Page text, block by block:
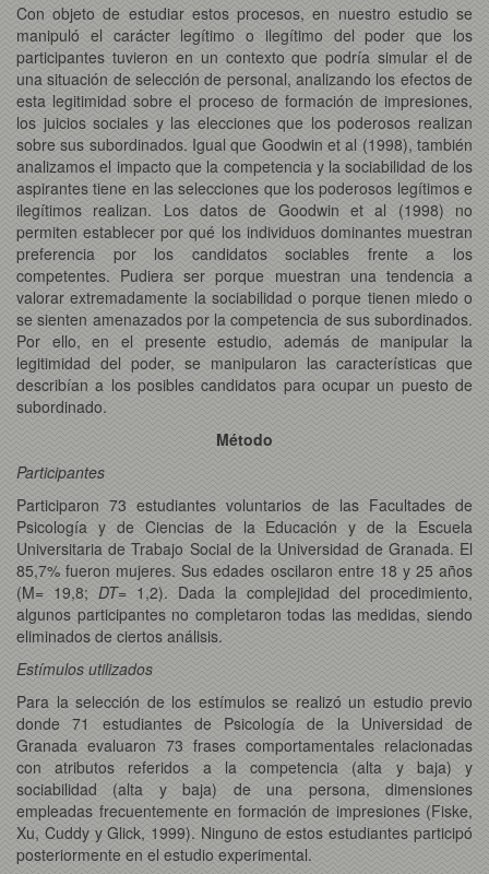
Con objeto de estudiar estos procesos, en nuestro estudio se
manipuló el carácter legítimo o ilegítimo del poder que los
participantes tuvieron en un contexto que podría simular el de
una situación de selección de personal, analizando los efectos de
esta legitimidad sobre el proceso de formación de impresiones,
los juicios sociales y las elecciones que los poderosos realizan
sobre sus subordinados. Igual que Goodwin et al (1998), también
analizamos el impacto que la competencia y la sociabilidad de los
aspirantes tiene en las selecciones que los poderosos legítimos e
ilegítimos realizan. Los datos de Goodwin et al (1998) no
permiten establecer por qué los individuos dominantes muestran
preferencia por los candidatos sociables frente a los
competentes. Pudiera ser porque muestran una tendencia a
valorar extremadamente la sociabilidad o porque tienen miedo o
se sienten amenazados por la competencia de sus subordinados.
Por ello, en el presente estudio, además de manipular la
legitimidad del poder, se manipularon las características que
describían a los posibles candidatos para ocupar un puesto de
subordinado.
Método
Participantes
Participaron 73 estudiantes voluntarios de las Facultades de
Psicología y de Ciencias de la Educación y de la Escuela
Universitaria de Trabajo Social de la Universidad de Granada. El
85,7% fueron mujeres. Sus edades oscilaron entre 18 y 25 años
(M= 19,8; DT= 1,2). Dada la complejidad del procedimiento,
algunos participantes no completaron todas las medidas, siendo
eliminados de ciertos análisis.
Estímulos utilizados
Para la selección de los estímulos se realizó un estudio previo
donde 71 estudiantes de Psicología de la Universidad de
Granada evaluaron 73 frases comportamentales relacionadas
con atributos referidos a la competencia (alta y baja) y
sociabilidad (alta y baja) de una persona, dimensiones
empleadas frecuentemente en formación de impresiones (Fiske,
Xu, Cuddy y Glick, 1999). Ninguno de estos estudiantes participó
posteriormente en el estudio experimental.